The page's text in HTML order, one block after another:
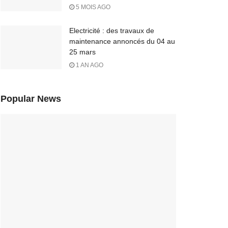
5 MOIS AGO
Electricité : des travaux de
maintenance annoncés du 04 au
25 mars
1 AN AGO
Popular News